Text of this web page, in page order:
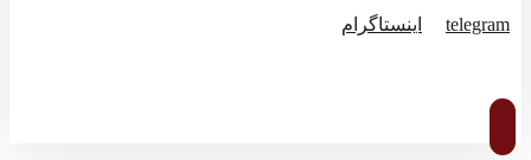
telegram
اینستاگرام